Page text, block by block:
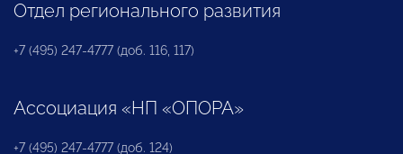
Отдел регионального развития
+7 (495) 247-4777 (доб. 116, 117)
Ассоциация «НП «ОПОРА»
+7 (495) 247-4777 (доб. 124)